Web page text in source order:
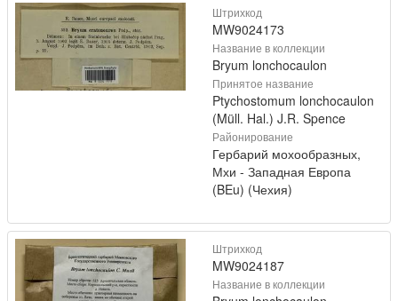
Штрихкод
MW9024173
Название в коллекции
Bryum lonchocaulon
Принятое название
Ptychostomum lonchocaulon
(Müll. Hal.) J.R. Spence
Районирование
Гербарий мохообразных,
Мхи - Западная Европа
(BEu) (Чехия)
Штрихкод
MW9024187
Название в коллекции